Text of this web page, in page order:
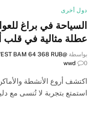
دول أخرى
السياحة في براغ
عطلة مثالية في قلب
بواسطة
BAM 64 368 RUB
wwd
0
اكتشف أروع الأنشطة
استمتع بتجربة لا تُنسى مع